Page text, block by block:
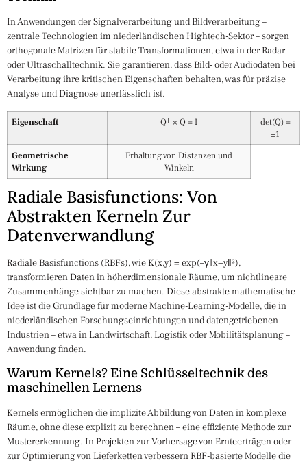
In Anwendungen der Signalverarbeitung und Bildverarbeitung –
zentrale Technologien im niederländischen Hightech-Sektor – sorgen
orthogonale Matrizen für stabile Transformationen, etwa in der Radar-
oder Ultraschalltechnik. Sie garantieren, dass Bild- oder Audiodaten bei
Verarbeitung ihre kritischen Eigenschaften behalten, was für präzise
Analyse und Diagnose unerlässlich ist.
Eigenschaft Qᵀ × Q = I
det(Q) =
±1
Geometrische
Wirkung
Erhaltung von Distanzen und
Winkeln
Radiale Basisfunctions: Von
Abstrakten Kerneln Zur
Datenverwandlung
Radiale Basisfunctions (RBFs), wie K(x,y) = exp(–γ‖x−y‖²),
transformieren Daten in höherdimensionale Räume, um nichtlineare
Zusammenhänge sichtbar zu machen. Diese abstrakte mathematische
Idee ist die Grundlage für moderne Machine-Learning-Modelle, die in
niederländischen Forschungseinrichtungen und datengetriebenen
Industrien – etwa in Landwirtschaft, Logistik oder Mobilitätsplanung –
Anwendung finden.
Warum Kernels? Eine Schlüsseltechnik des
maschinellen Lernens
Kernels ermöglichen die implizite Abbildung von Daten in komplexe
Räume, ohne diese explizit zu berechnen – eine effiziente Methode zur
Mustererkennung. In Projekten zur Vorhersage von Ernteerträgen oder
zur Optimierung von Lieferketten verbessern RBF-basierte Modelle die